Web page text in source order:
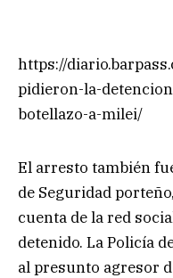
https://
pidieron-la-
botellazo-a-milei/
El arresto también
de Seguridad
cuenta de la red
detenido. La Policía
al presunto agresor